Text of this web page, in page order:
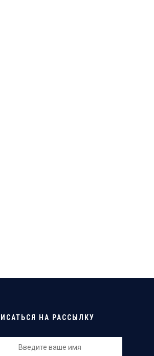
НА РАССЫЛКУ